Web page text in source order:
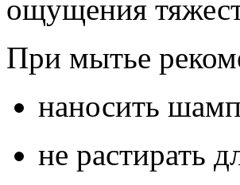
ощущения
При мытье
наносить
не растирать